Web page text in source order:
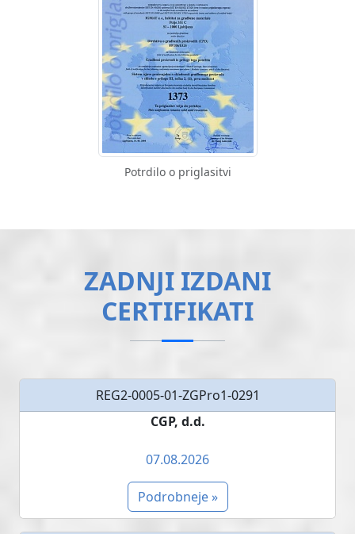
Potrdilo o priglasitvi
ZADNJI IZDANI
CERTIFIKATI
REG2-0005-01-ZGPro1-0291
CGP, d.d.
07.08.2026
Podrobneje »